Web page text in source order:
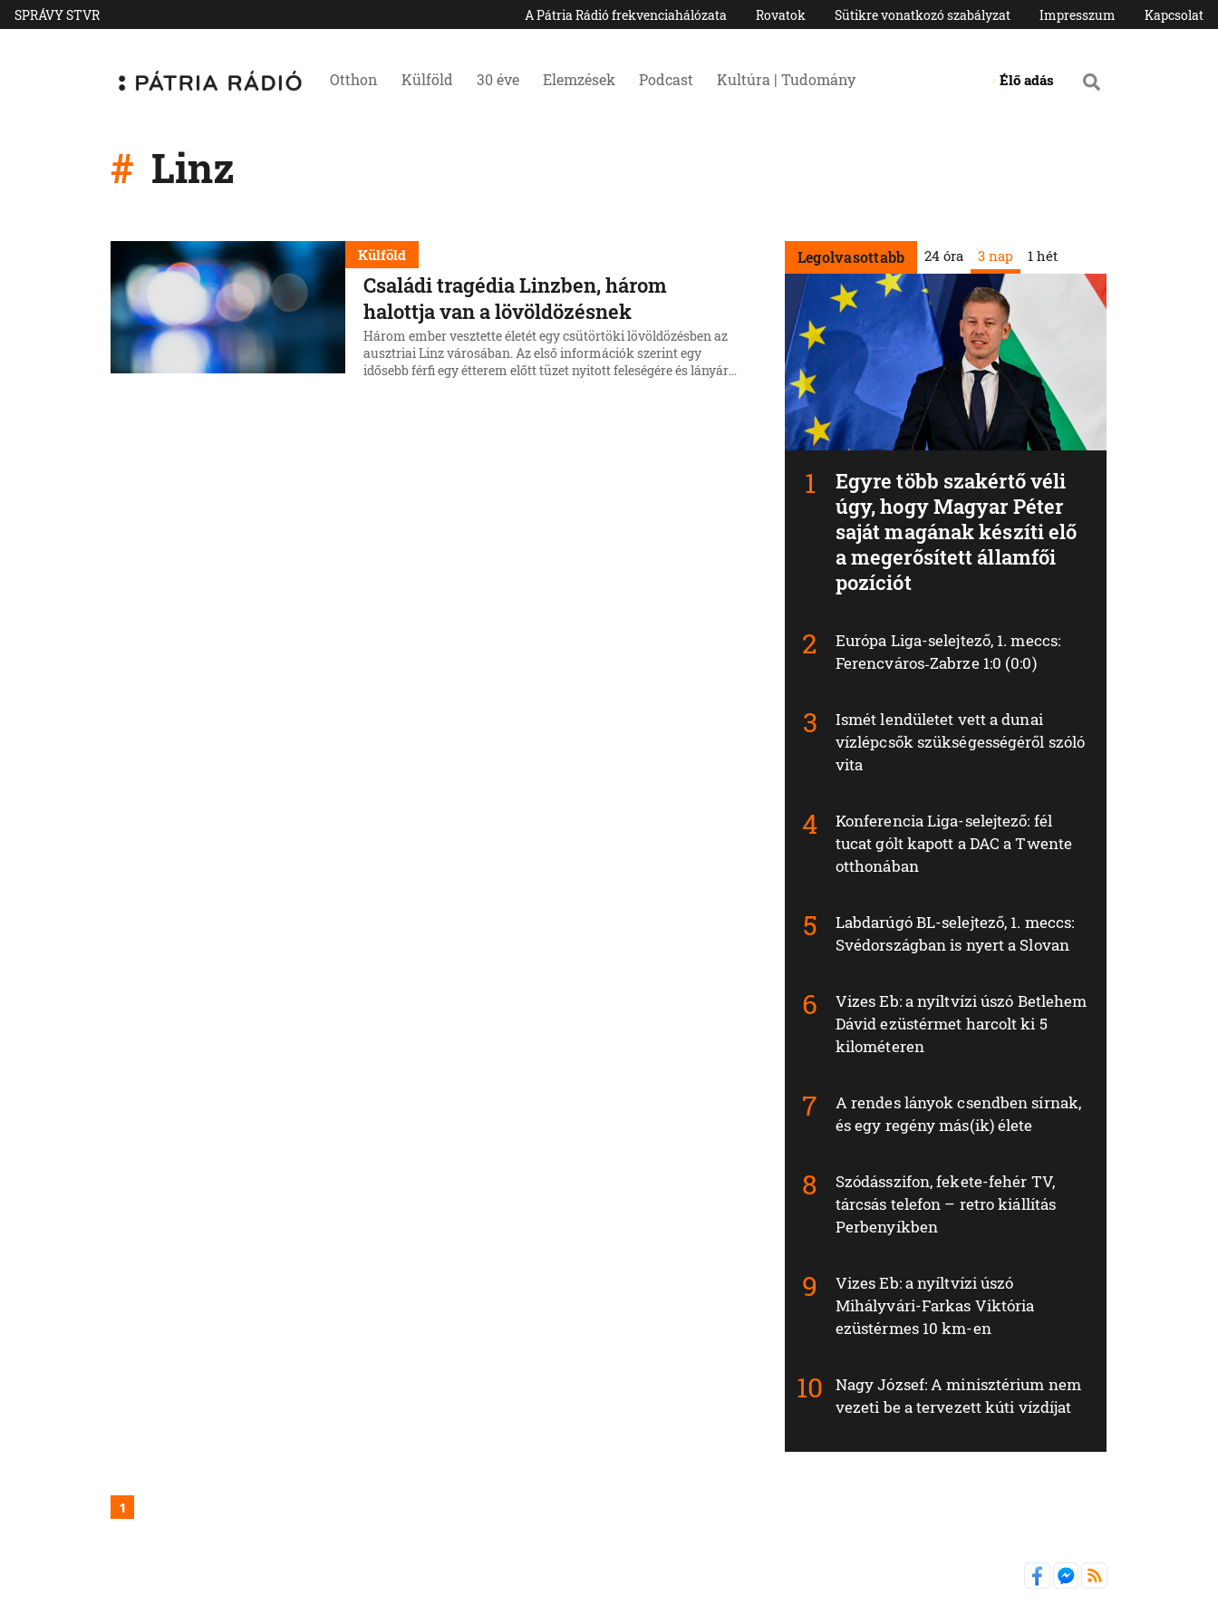
SPRÁVY STVR A Pátria Rádió frekvenciahálózata Rovatok Sütikre vonatkozó szabályzat Impresszum Kapcsolat
Otthon Külföld 30 éve Elemzések Podcast Kultúra | Tudomány Élő adás
Linz
Külföld
Családi tragédia Linzben, három
halottja van a lövöldözésnek
Három ember vesztette életét egy csütörtöki lövöldözésben az
ausztriai Linz városában. Az első információk szerint egy
idősebb férfi egy étterem előtt tüzet nyitott feleségére és lányára,
Legolvasottabb 24 óra 3 nap
Egyre több szakértő véli
úgy, hogy Magyar Péter
saját magának készíti elő
a megerősített államfői
pozíciót
Európa Liga-selejtező, 1. meccs:
Ferencváros‑Zabrze 1:0 (0:0)
Ismét lendületet vett a dunai
vízlépcsők szükségességéről szóló
vita
Konferencia Liga-selejtező: fél
tucat gólt kapott a DAC a Twente
otthonában
Labdarúgó BL-selejtező, 1. meccs:
Svédországban is nyert a Slovan
Vizes Eb: a nyíltvízi úszó Betlehem
Dávid ezüstérmet harcolt ki 5
kilométeren
A rendes lányok csendben sírnak,
és egy regény más(ik) élete
Szódásszifon, fekete-fehér TV,
tárcsás telefon – retro kiállítás
Perbenyíkben
Vizes Eb: a nyíltvízi úszó
Mihályvári-Farkas Viktória
ezüstérmes 10 km-en
Nagy József: A minisztérium nem
vezeti be a tervezett kúti vízdíjat
1 hét
1